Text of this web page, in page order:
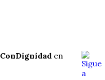
ConDignidad en